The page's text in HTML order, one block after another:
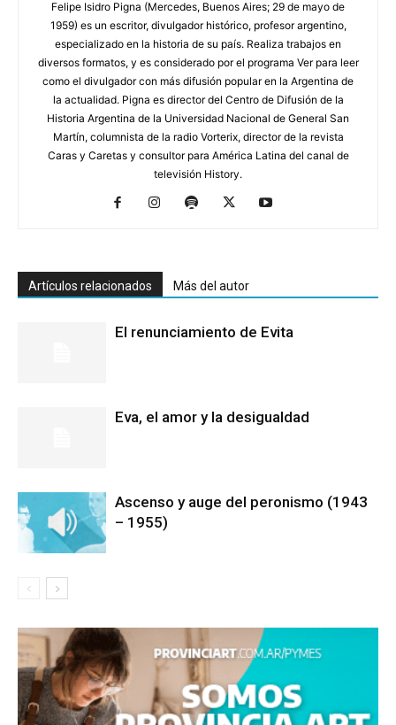
Felipe Isidro Pigna (Mercedes, Buenos Aires; 29 de mayo de
1959) es un escritor, divulgador histórico, profesor argentino,
especializado en la historia de su país. Realiza trabajos en
diversos formatos, y es considerado por el programa Ver para leer
como el divulgador con más difusión popular en la Argentina de
la actualidad. Pigna es director del Centro de Difusión de la
Historia Argentina de la Universidad Nacional de General San
Martín, columnista de la radio Vorterix, director de la revista
Caras y Caretas y consultor para América Latina del canal de
televisión History.
Artículos relacionados Más del autor
El renunciamiento de Evita
Eva, el amor y la desigualdad
Ascenso y auge del peronismo (1943
– 1955)